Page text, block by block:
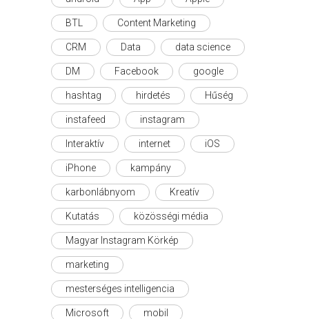
BTL Content Marketing
CRM Data data science
DM Facebook google
hashtag hirdetés Hűség
instafeed instagram
Interaktív internet iOS
iPhone kampány
karbonlábnyom Kreatív
Kutatás közösségi média
Magyar Instagram Körkép
marketing
mesterséges intelligencia
Microsoft mobil